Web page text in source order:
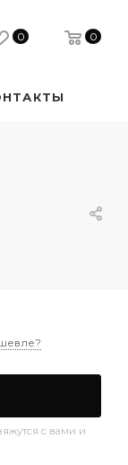
0 0
с вами и